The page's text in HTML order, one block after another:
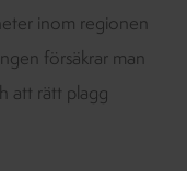
inom regionen
försäkrar man
att rätt plagg